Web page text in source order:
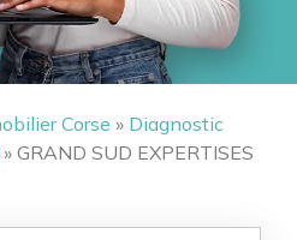
Corse » Diagnostic
» GRAND SUD EXPERTISES